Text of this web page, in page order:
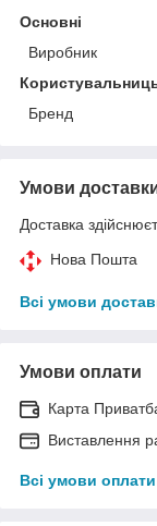
Основні
Виробник
Бренд
Умови
Доставка
Нова Пошта
Всі умови
Умови оплати
Карта
Виставлення
Всі умови оплати